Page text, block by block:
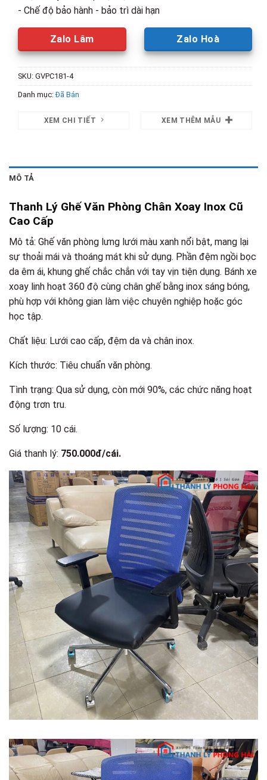
- Chế độ bảo hành - bảo trì dài hạn
Zalo Lâm Zalo Hoà
SKU: GVPC181-4
Danh mục:Đã Bán
XEM CHI TIẾT XEM THÊM MẪU
MÔ TẢ
Thanh Lý Ghế Văn Phòng Chân Xoay Inox Cũ
Cao Cấp
Mô tả: Ghế văn phòng lưng lưới màu xanh nổi bật, mang lại
sự thoải mái và thoáng mát khi sử dụng. Phần đệm ngồi bọc
da êm ái, khung ghế chắc chắn với tay vịn tiện dụng. Bánh xe
xoay linh hoạt 360 độ cùng chân ghế bằng inox sáng bóng,
phù hợp với không gian làm việc chuyên nghiệp hoặc góc
học tập.
Chất liệu: Lưới cao cấp, đệm da và chân inox.
Kích thước: Tiêu chuẩn văn phòng.
Tình trạng: Qua sử dụng, còn mới 90%, các chức năng hoạt
động trơn tru.
Số lượng: 10 cái.
Giá thanh lý: 750.000đ/cái.